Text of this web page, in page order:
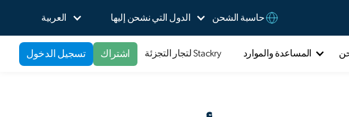
حاسبة الشحن الدول التي نشحن إليها العربية
المساعدة والموارد Stackry لتجار التجزئة اشتراك تسجيل الدخول